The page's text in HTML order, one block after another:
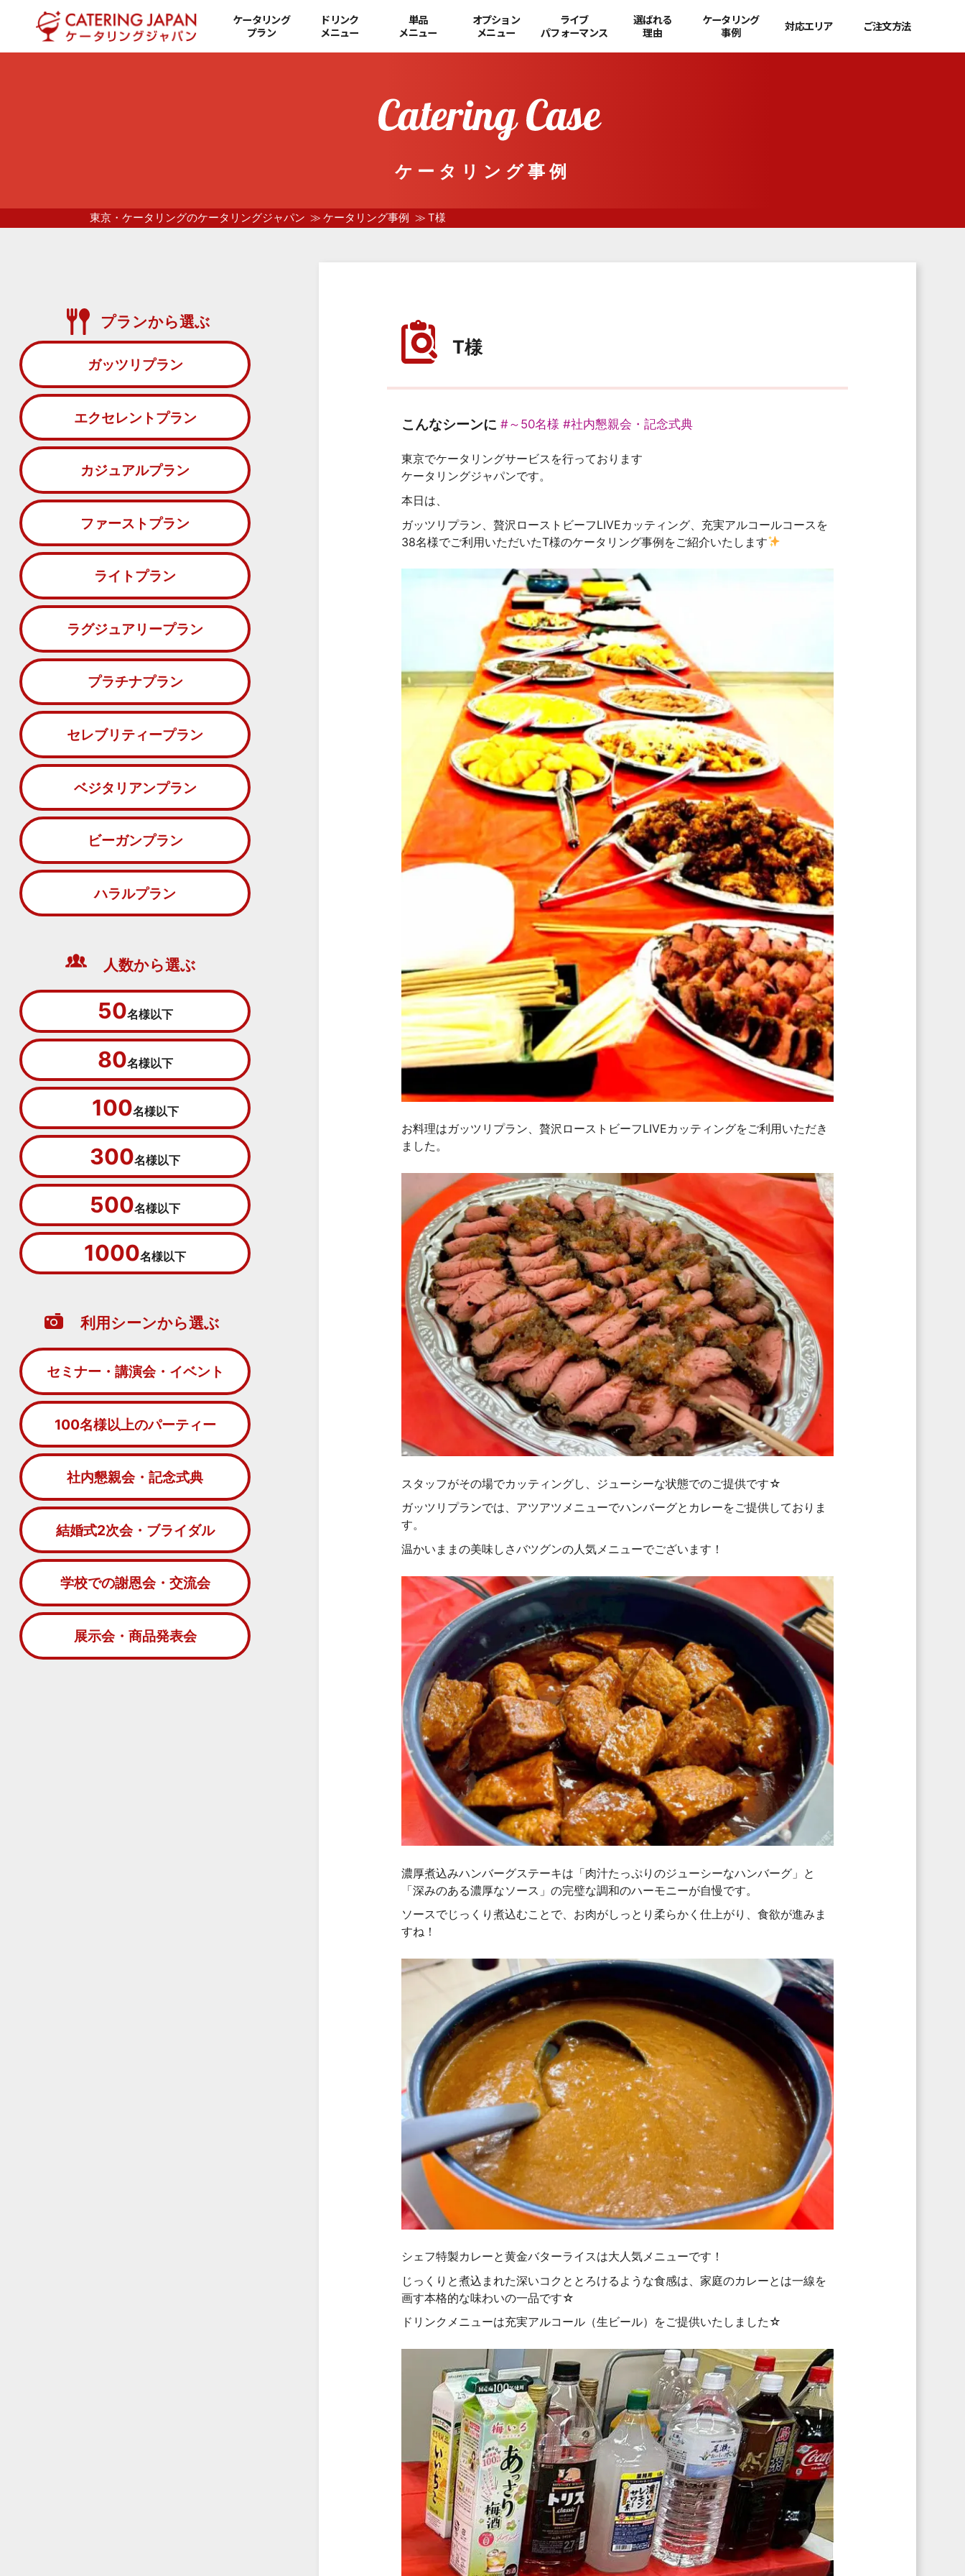
ケータリング
プラン
ドリンク
メニュー
単品
メニュー
オプション
メニュー
ライブ
パフォーマンス
選ばれる
理由
ケータリング
事例
対応エリア ご注文方法
ケータリング事例
東京・ケータリングのケータリングジャパン ケータリング事例 T様
T様
こんなシーンに #～50名様 #社内懇親会・記念式典
東京でケータリングサービスを行っております
ケータリングジャパンです。
本日は、
ガッツリプラン、贅沢ローストビーフLIVEカッティング、充実アルコールコースを
38名様でご利用いただいたT様のケータリング事例をご紹介いたします
お料理はガッツリプラン、贅沢ローストビーフLIVEカッティングをご利用いただき
ました。
スタッフがその場でカッティングし、ジューシーな状態でのご提供です☆
ガッツリプランでは、アツアツメニューでハンバーグとカレーをご提供しておりま
す。
温かいままの美味しさバツグンの人気メニューでございます！
濃厚煮込みハンバーグステーキは「肉汁たっぷりのジューシーなハンバーグ」と
「深みのある濃厚なソース」の完璧な調和のハーモニーが自慢です。
ソースでじっくり煮込むことで、お肉がしっとり柔らかく仕上がり、食欲が進みま
すね！
シェフ特製カレーと黄金バターライスは大人気メニューです！
じっくりと煮込まれた深いコクととろけるような食感は、家庭のカレーとは一線を
画す本格的な味わいの一品です☆
ドリンクメニューは充実アルコール（生ビール）をご提供いたしました☆
プランから選ぶ
ガッツリプラン
エクセレントプラン
カジュアルプラン
ファーストプラン
ライトプラン
ラグジュアリープラン
プラチナプラン
セレブリティープラン
ベジタリアンプラン
ビーガンプラン
ハラルプラン
人数から選ぶ
50名様以下
80名様以下
100名様以下
300名様以下
500名様以下
1000名様以下
利用シーンから選ぶ
セミナー・講演会・イベント
100名様以上のパーティー
社内懇親会・記念式典
結婚式2次会・ブライダル
学校での謝恩会・交流会
展示会・商品発表会